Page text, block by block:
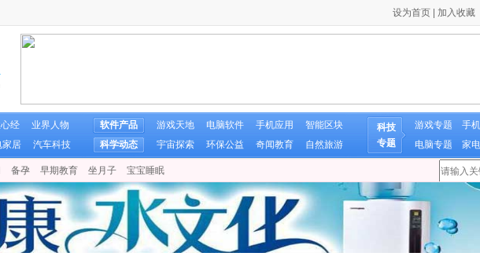
设为首页 加入收藏
经
业界人物
家居 汽车科技
软件产品 游戏天地 电脑软件 手机应用
智能区块
科学动态
宇宙探索 环保公益 奇闻教育 自然旅游
科技
专题
游戏专题
手
电脑专题
家
备孕 早期教育 坐月子 宝宝睡眠